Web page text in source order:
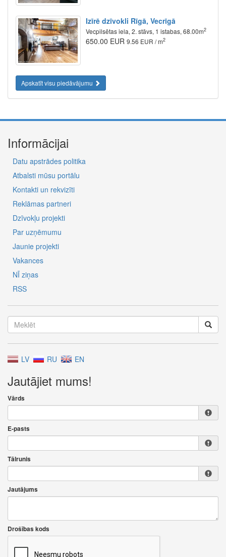
Izīrē dzīvokli Rīgā, Vecrīgā
Vecpilsētas iela, 2. stāvs, 1 istabas, 68.00m2
650.00 EUR 9.56 EUR / m2
Apskatīt visu piedāvājumu
Informācijai
Datu apstrādes politika
Atbalsti mūsu portālu
Kontakti un rekvizīti
Reklāmas partneri
Dzīvokļu projekti
Par uzņēmumu
Jaunie projekti
Vakances
NĪ ziņas
RSS
LV RU EN
Jautājiet mums!
Vārds
E-pasts
Tālrunis
Jautājums
Drošības kods